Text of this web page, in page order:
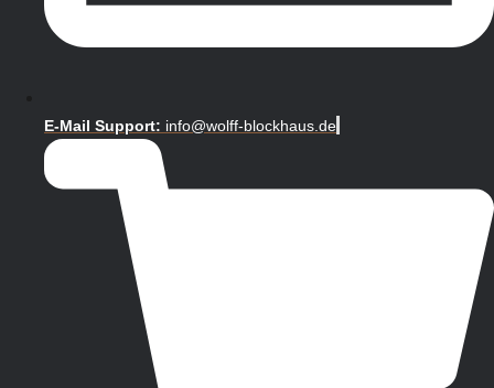
E-Mail Support: info@wolff-blockhaus.de